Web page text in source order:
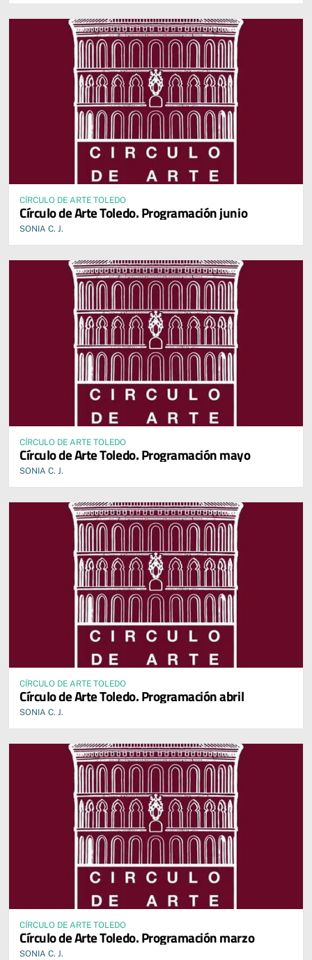
CÍRCULO DE ARTE TOLEDO
Círculo de Arte Toledo. Programación junio
SONIA C. J.
CÍRCULO DE ARTE TOLEDO
Círculo de Arte Toledo. Programación mayo
SONIA C. J.
CÍRCULO DE ARTE TOLEDO
Círculo de Arte Toledo. Programación abril
SONIA C. J.
CÍRCULO DE ARTE TOLEDO
Círculo de Arte Toledo. Programación marzo
SONIA C. J.